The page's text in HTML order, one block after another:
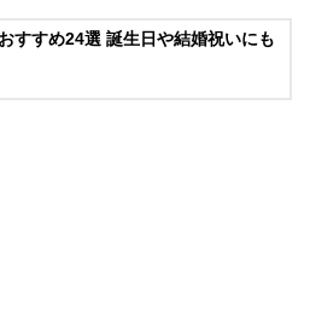
すすめ24選 誕生日や結婚祝いにも